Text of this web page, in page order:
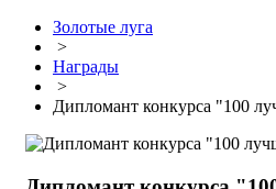
Золотые луга
>
Награды
>
Дипломант конкурса "100